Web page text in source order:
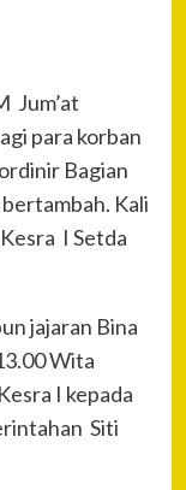
Jum’at
para korban
Bagian
Kali
I Setda
jajaran Bina
Wita
I kepada
Siti